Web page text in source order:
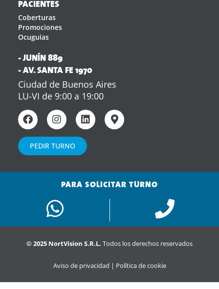
PACIENTES
Coberturas
Promociones
Ocuguias
- JUNÍN 889
- AV. SANTA FE 1970
Ciudad de Buenos Aires
LU-VI de 9:00 a 19:00
PEDIR TURNO
PARA SOLICITAR TURNO
© 2025 NortVision S.R.L. Todos los derechos reservados
Aviso de privacidad | Política de cookie